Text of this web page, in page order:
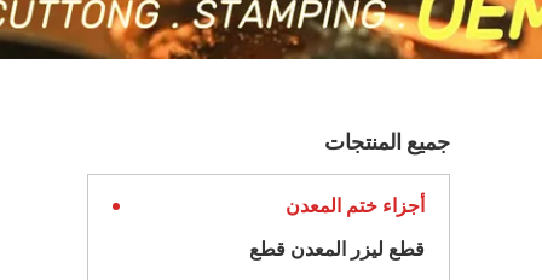
جميع المنتجات
أجزاء ختم المعدن
قطع ليزر المعدن قطع